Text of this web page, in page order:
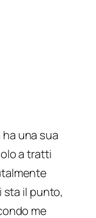
ha una sua
a tratti
sta il punto,
me